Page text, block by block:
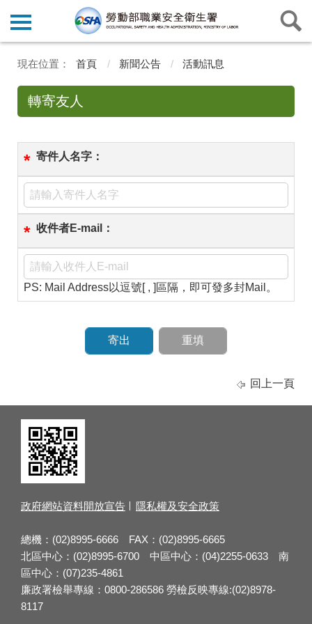
首頁 新聞公告 活動訊息
轉寄友人
* 寄件人名字：
* 收件者E-mail：
PS: Mail Address以逗號[ , ]區隔，即可發多封Mail。
回上一頁
政府網站資料開放宣告 隱私權及安全政策
總機：(02)8995-6666 FAX：(02)8995-6665
北區中心：(02)8995-6700 中區中心：(04)2255-0633 南
區中心：(07)235-4861
廉政署檢舉專線：0800-286586 勞檢反映專線:(02)8978-
8117